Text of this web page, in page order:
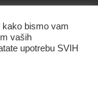
koristiti, delimično
kako bismo vam
vaših
upotrebu SVIH